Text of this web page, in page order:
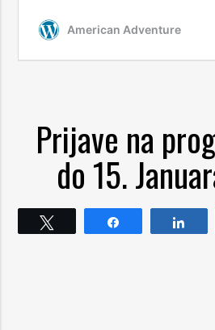
Prijave na
do 15.